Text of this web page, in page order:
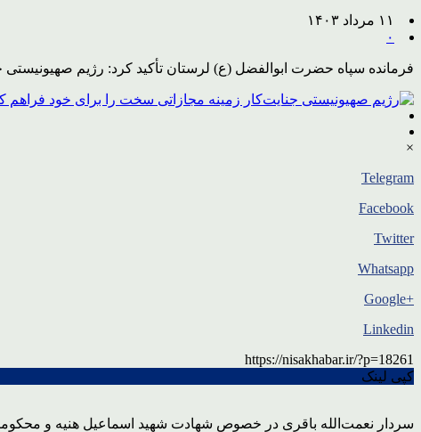
۱۱ مرداد ۱۴۰۳
۰
فرمانده سپاه حضرت ابوالفضل (ع) لرستان تأکید کرد: رژیم
×
Telegram
Facebook
Twitter
Whatsapp
+Google
Linkedin
https://nisakhabar.ir/?p=18261
کپی لینک
سردار نعمت‌الله باقری در خصوص شهادت شهید اسماعیل هنیه و